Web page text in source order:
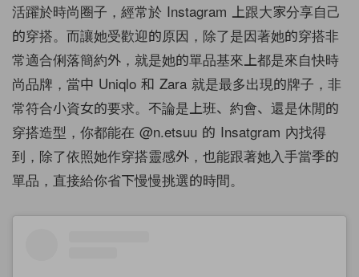
活躍於時尚圈子，經常於 Instagram 上跟大家分享自己
的穿搭。而讓她受歡迎的原因，除了是因著她的穿搭非
常適合俐落簡約外，就是她的單品基來上都是來自快時
尚品牌，當中 Uniqlo 和 Zara 就是最多出現的牌子，非
常符合小資女的要求。不論是上班、約會、還是休閒的
穿搭造型，你都能在 @n.etsuu 的 Insatgram 內找得
到，除了依照她作穿搭靈感外，也能跟著她入手當季的
單品，直接給你省下慢慢挑選的時間。